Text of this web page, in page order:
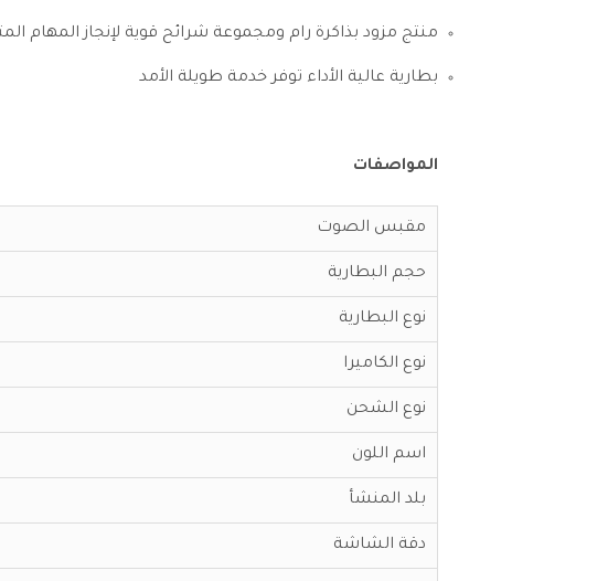
منتج مزود بذاكرة رام ومجموعة شرائح قوية لإنجاز المهام
بطارية عالية الأداء توفر خدمة طويلة الأمد
المواصفات
مقبس الصوت
حجم البطارية
نوع البطارية
نوع الكاميرا
نوع الشحن
اسم اللون
بلد المنشأ
دقة الشاشة